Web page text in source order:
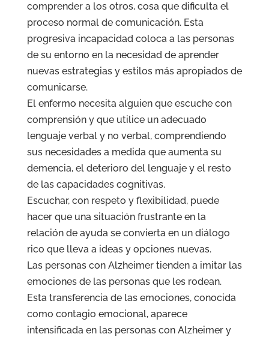
comprender a los otros, cosa que dificulta el
proceso normal de comunicación. Esta
progresiva incapacidad coloca a las personas
de su entorno en la necesidad de aprender
nuevas estrategias y estilos más apropiados de
comunicarse.
El enfermo necesita alguien que escuche con
comprensión y que utilice un adecuado
lenguaje verbal y no verbal, comprendiendo
sus necesidades a medida que aumenta su
demencia, el deterioro del lenguaje y el resto
de las capacidades cognitivas.
Escuchar, con respeto y flexibilidad, puede
hacer que una situación frustrante en la
relación de ayuda se convierta en un diálogo
rico que lleva a ideas y opciones nuevas.
Las personas con Alzheimer tienden a imitar las
emociones de las personas que les rodean.
Esta transferencia de las emociones, conocida
como contagio emocional, aparece
intensificada en las personas con Alzheimer y